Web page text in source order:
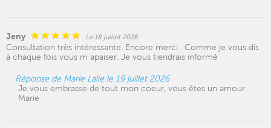
Jeny Le 18 juillet 2026
Consultation très intéressante. Encore merci . Comme je vous dis
à chaque fois vous m apaiser. Je vous tiendrais informé
Réponse de Marie Lalie le 19 juillet 2026
Je vous embrasse de tout mon coeur, vous êtes un amour.
Marie